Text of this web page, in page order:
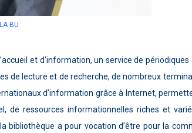
BU
et d’information, un service de
de lecture et de recherche, de nombreux
d’information grâce à Internet,
de ressources informationnelles riches et
la bibliothèque a pour vocation d’être pour la